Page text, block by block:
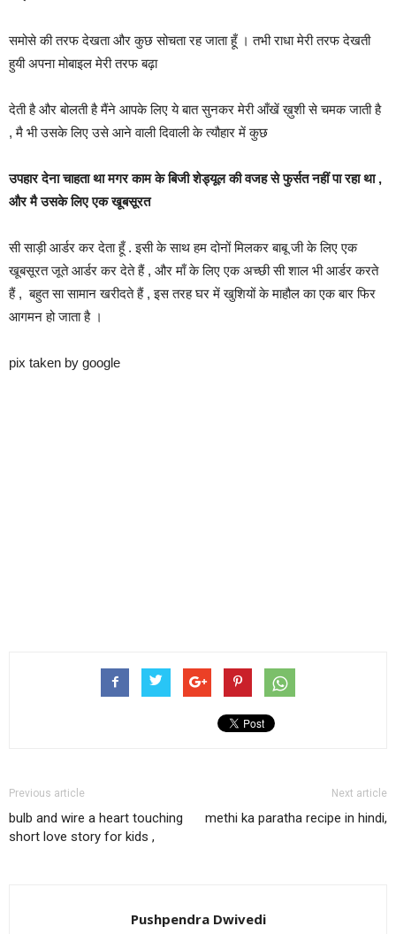
समोसे की तरफ देखता और कुछ सोचता रह जाता हूँ । तभी राधा मेरी तरफ देखती
हुयी अपना मोबाइल मेरी तरफ बढ़ा
देती है और बोलती है मैंने आपके लिए ये बात सुनकर मेरी आँखें ख़ुशी से चमक जाती है
, मै भी उसके लिए उसे आने वाली दिवाली के त्यौहार में कुछ
उपहार देना चाहता था मगर काम के बिजी शेड्यूल की वजह से फुर्सत नहीं पा रहा था ,
और मै उसके लिए एक खूबसूरत
सी साड़ी आर्डर कर देता हूँ . इसी के साथ हम दोनों मिलकर बाबू जी के लिए एक
खूबसूरत जूते आर्डर कर देते हैं , और माँ के लिए एक अच्छी सी शाल भी आर्डर करते
हैं , बहुत सा सामान खरीदते हैं , इस तरह घर में खुशियों के माहौल का एक बार फिर
आगमन हो जाता है ।
pix taken by google
Previous article
bulb and wire a heart touching
short love story for kids ,
Next article
methi ka paratha recipe in hindi,
Pushpendra Dwivedi